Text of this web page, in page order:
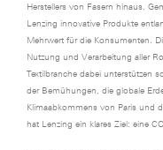
Herstellers von Fasern hinaus.
Lenzing innovative Produkte
Mehrwert für die Konsumenten.
Nutzung und Verarbeitung aller
Textilbranche dabei unterstützen
der Bemühungen, die globale
Klimaabkommens von Paris und
hat Lenzing ein klares Ziel: eine